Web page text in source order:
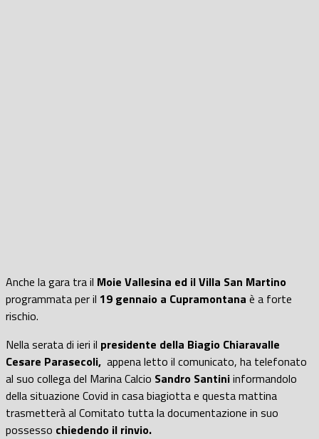
Anche la gara tra il Moie Vallesina ed il Villa San Martino
programmata per il 19 gennaio a Cupramontana è a forte
rischio.
Nella serata di ieri il presidente della Biagio Chiaravalle
Cesare Parasecoli, appena letto il comunicato, ha telefonato
al suo collega del Marina Calcio Sandro Santiniinformandolo
della situazione Covid in casa biagiotta e questa mattina
trasmetterà al Comitato tutta la documentazione in suo
possesso chiedendo il rinvio.